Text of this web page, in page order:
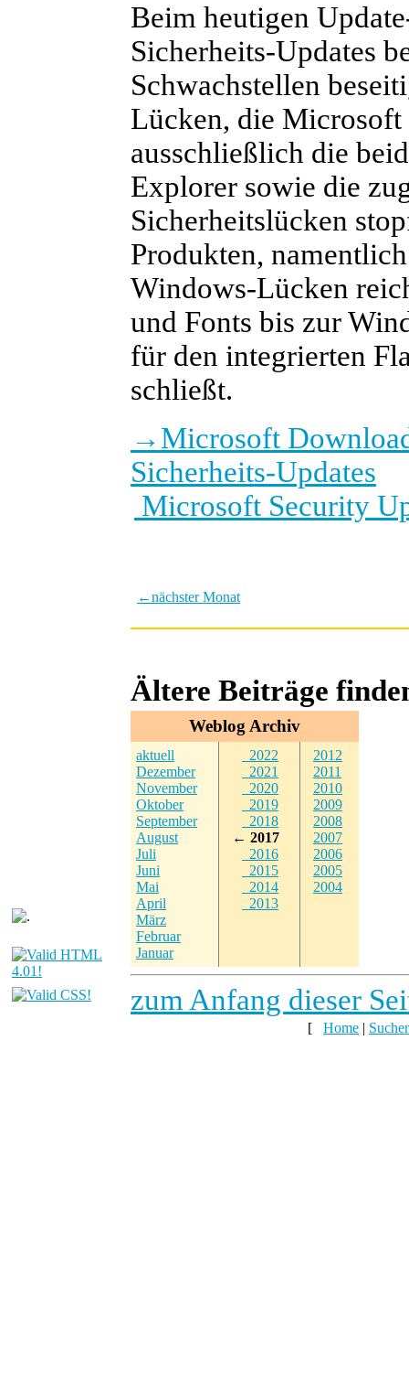
Beim heutigen
Sicherheits-Updates
Schwachstellen
Lücken, die
ausschließlich die
Explorer sowie die
Sicherheitslücken
Produkten,
Windows-Lücken
und Fonts bis zur
für den integrierten
schließt.
→Microsoft
Sicherheits-Updates
Microsoft Security
←nächster Monat
Ältere Beiträge
Weblog Archiv
aktuell
Dezember
November
Oktober
September
August
Juli
Juni
Mai
April
März
Februar
Januar
2022
2021
2020
2019
2018
← 2017
2016
2015
2014
2013
2012
2011
2010
2009
2008
2007
2006
2005
2004
zum Anfang dieser
[ Home |